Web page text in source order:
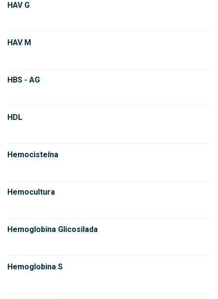
HAV G
HAV M
HBS - AG
HDL
Hemocisteína
Hemocultura
Hemoglobina Glicosilada
Hemoglobina S